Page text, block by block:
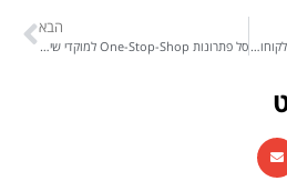
לראשונה בישראל: הודעות פרטיות ללקוחות בערוץ האינסטגרם (אינסטגרם דיירקט), מתוך מערכת התקשורת הרב-ערוצית גלאסיקס!
הבא
סל פתרונות One-Stop-Shop למוקדי שירות, תמיכה ומכירות